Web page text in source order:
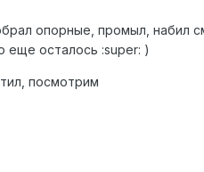
опорные, промыл, набил
еще осталось :super: )
посмотрим